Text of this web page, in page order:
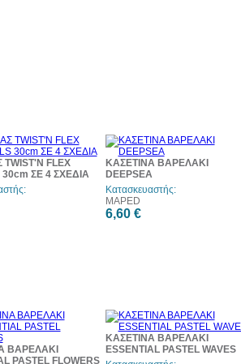
FLEX
30cm ΣΕ 4 ΣΧΕΔΙΑ
ΚΑΣΕΤΙΝΑ ΒΑΡΕΛΑΚΙ
DEEPSEA
Κατασκευαστής:
MAPED
6,60 €
ΒΑΡΕΛΑΚΙ
PASTEL FLOWERS
ΚΑΣΕΤΙΝΑ ΒΑΡΕΛΑΚΙ
ESSENTIAL PASTEL WAVES